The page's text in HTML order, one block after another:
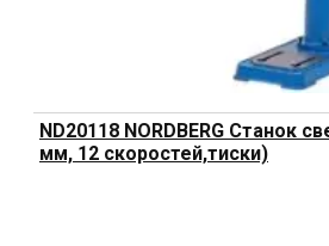
ND20118 NORDBERG Станок
мм, 12 скоростей,тиски)